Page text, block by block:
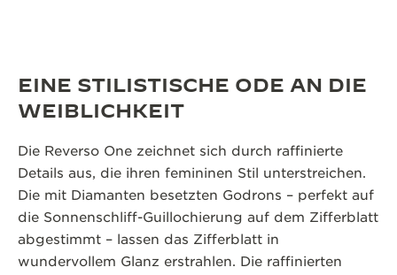
EINE STILISTISCHE ODE AN DIE
WEIBLICHKEIT
Die Reverso One zeichnet sich durch raffinierte
Details aus, die ihren femininen Stil unterstreichen.
Die mit Diamanten besetzten Godrons – perfekt auf
die Sonnenschliff-Guillochierung auf dem Zifferblatt
abgestimmt – lassen das Zifferblatt in
wundervollem Glanz erstrahlen. Die raffinierten